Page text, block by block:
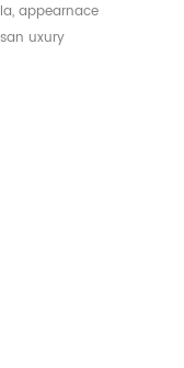
appearnace
uxury